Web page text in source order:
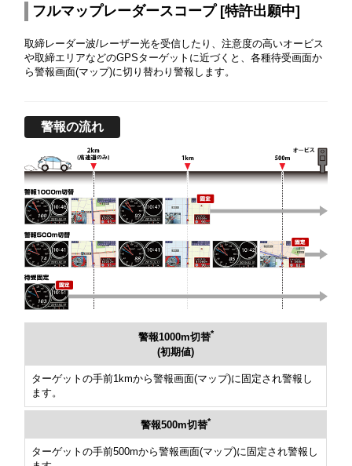
フルマップレーダースコープ [特許出願中]
取締レーダー波/レーザー光を受信したり、注意度の高いオービス
や取締エリアなどのGPSターゲットに近づくと、各種待受画面か
ら警報画面(マップ)に切り替わり警報します。
警報の流れ
警報1000m切替*
(初期値)
ターゲットの手前1kmから警報画面(マップ)に固定され警報し
ます。
警報500m切替*
ターゲットの手前500mから警報画面(マップ)に固定され警報し